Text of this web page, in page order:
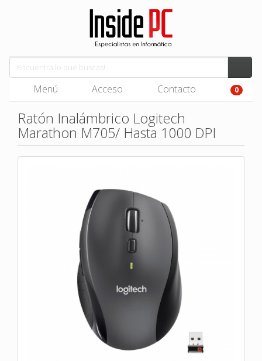
Menú Acceso Contacto 0
Ratón Inalámbrico Logitech
Marathon M705/ Hasta 1000 DPI